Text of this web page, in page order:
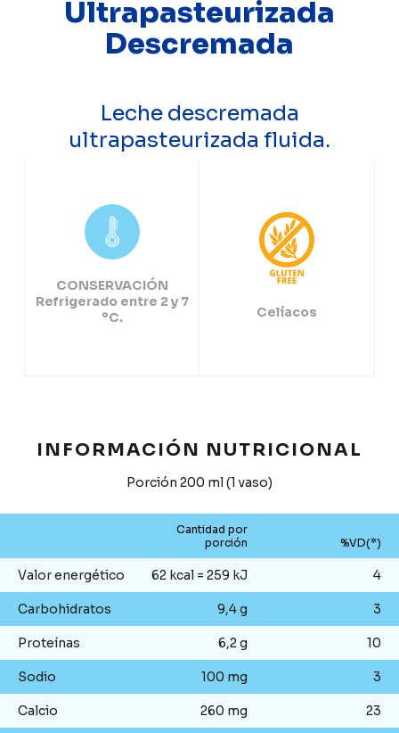
Ultrapasteurizada
Descremada
Leche descremada
ultrapasteurizada fluida.
CONSERVACIÓN
Refrigerado entre 2 y 7
ºC.
Celíacos
INFORMACIÓN NUTRICIONAL
Porción 200 ml (1 vaso)
Cantidad por
porción
%VD(*)
Valor energético 62 kcal = 259 kJ 4
Carbohidratos 9,4 g 3
Proteínas 6,2 g 10
Sodio 100 mg 3
Calcio 260 mg 23